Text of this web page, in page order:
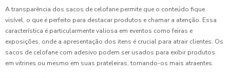
A transparência dos sacos de celofane permite que o conteúdo fique
visível, o que é perfeito para destacar produtos e chamar a atenção. Essa
característica é particularmente valiosa em eventos como feiras e
exposições, onde a apresentação dos itens é crucial para atrair clientes. Os
sacos de celofane com adesivo podem ser usados para exibir produtos
em vitrines ou mesmo em suas prateleiras, tornando-os mais atraentes.